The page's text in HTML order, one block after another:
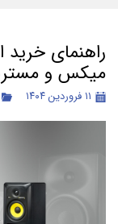
راهنمای خرید
میکس و
۱۱ فروردین ۱۴۰۴